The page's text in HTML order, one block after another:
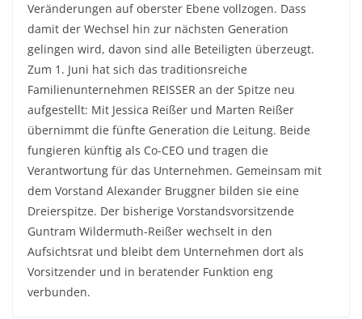
Veränderungen auf oberster Ebene vollzogen. Dass
damit der Wechsel hin zur nächsten Generation
gelingen wird, davon sind alle Beteiligten überzeugt.
Zum 1. Juni hat sich das traditionsreiche
Familienunternehmen REISSER an der Spitze neu
aufgestellt: Mit Jessica Reißer und Marten Reißer
übernimmt die fünfte Generation die Leitung. Beide
fungieren künftig als Co-CEO und tragen die
Verantwortung für das Unternehmen. Gemeinsam mit
dem Vorstand Alexander Bruggner bilden sie eine
Dreierspitze. Der bisherige Vorstandsvorsitzende
Guntram Wildermuth-Reißer wechselt in den
Aufsichtsrat und bleibt dem Unternehmen dort als
Vorsitzender und in beratender Funktion eng
verbunden.